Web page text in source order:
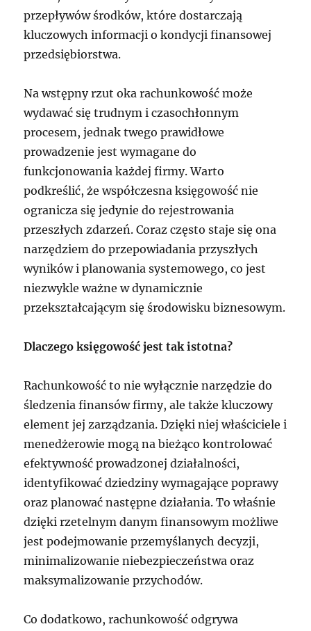
przepływów środków, które dostarczają
kluczowych informacji o kondycji finansowej
przedsiębiorstwa.
Na wstępny rzut oka rachunkowość może
wydawać się trudnym i czasochłonnym
procesem, jednak twego prawidłowe
prowadzenie jest wymagane do
funkcjonowania każdej firmy. Warto
podkreślić, że współczesna księgowość nie
ogranicza się jedynie do rejestrowania
przeszłych zdarzeń. Coraz często staje się ona
narzędziem do przepowiadania przyszłych
wyników i planowania systemowego, co jest
niezwykle ważne w dynamicznie
przekształcającym się środowisku biznesowym.
Dlaczego księgowość jest tak istotna?
Rachunkowość to nie wyłącznie narzędzie do
śledzenia finansów firmy, ale także kluczowy
element jej zarządzania. Dzięki niej właściciele i
menedżerowie mogą na bieżąco kontrolować
efektywność prowadzonej działalności,
identyfikować dziedziny wymagające poprawy
oraz planować następne działania. To właśnie
dzięki rzetelnym danym finansowym możliwe
jest podejmowanie przemyślanych decyzji,
minimalizowanie niebezpieczeństwa oraz
maksymalizowanie przychodów.
Co dodatkowo, rachunkowość odgrywa